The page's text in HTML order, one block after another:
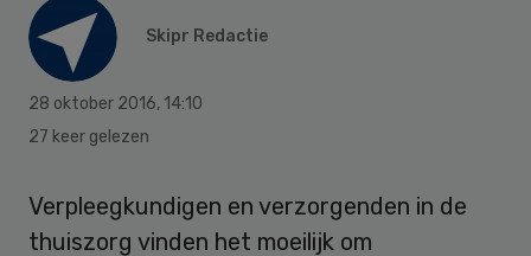
Skipr Redactie
28 oktober 2016, 14:10
27 keer gelezen
Verpleegkundigen en verzorgenden in de
thuiszorg vinden het moeilijk om